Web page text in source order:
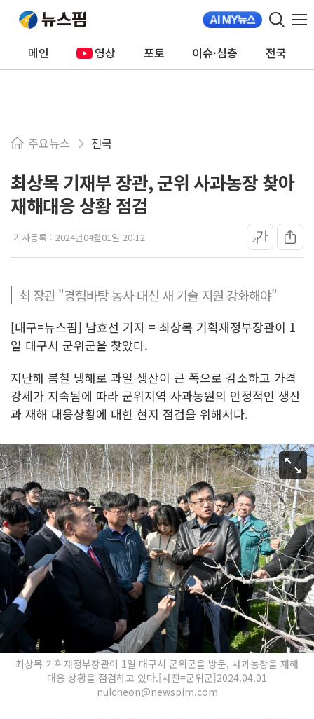
메인 영상 포토 이슈·심층 전국
주요뉴스 전국
최상목 기재부 장관, 군위 사과농장 찾아
재해대응 상황 점검
기사등록 : 2024년04월01일 20:12 가가
최 장관 "경험바탕 농사 대신 새 기술 지원 강화해야"
[대구=뉴스핌] 남효선 기자 = 최상목 기획재정부장관이 1
일 대구시 군위군을 찾았다.
지난해 봄철 냉해로 과일 생산이 큰 폭으로 감소하고 가격
강세가 지속됨에 따라 군위지역 사과농원의 안정적인 생산
과 재해 대응상황에 대한 현지 점검을 위해서다.
최상목 기획재정부장관이 1일 대구시 군위군을 방문, 사과농장을 재해
대응 상황을 점검하고 있다.[사진=군위군]2024.04.01
nulcheon@newspim.com